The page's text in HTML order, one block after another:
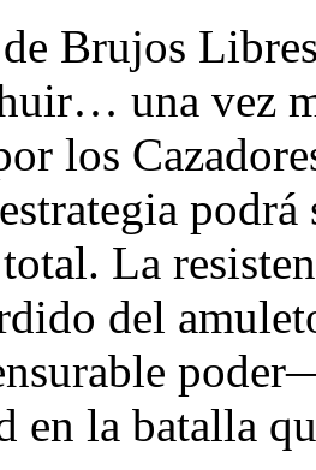
Brujos
una vez
los
podrá
La
del
en la batalla